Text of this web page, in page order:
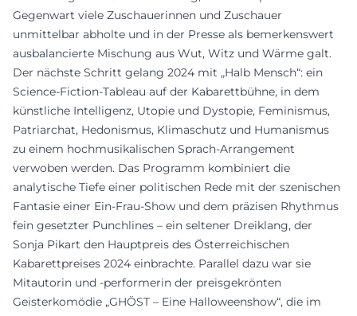
Gegenwart viele Zuschauerinnen und Zuschauer
unmittelbar abholte und in der Presse als bemerkenswert
ausbalancierte Mischung aus Wut, Witz und Wärme galt.
Der nächste Schritt gelang 2024 mit „Halb Mensch“: ein
Science-Fiction-Tableau auf der Kabarettbühne, in dem
künstliche Intelligenz, Utopie und Dystopie, Feminismus,
Patriarchat, Hedonismus, Klimaschutz und Humanismus
zu einem hochmusikalischen Sprach-Arrangement
verwoben werden. Das Programm kombiniert die
analytische Tiefe einer politischen Rede mit der szenischen
Fantasie einer Ein-Frau-Show und dem präzisen Rhythmus
fein gesetzter Punchlines – ein seltener Dreiklang, der
Sonja Pikart den Hauptpreis des Österreichischen
Kabarettpreises 2024 einbrachte. Parallel dazu war sie
Mitautorin und -performerin der preisgekrönten
Geisterkomödie „GHÖST – Eine Halloweenshow“, die im